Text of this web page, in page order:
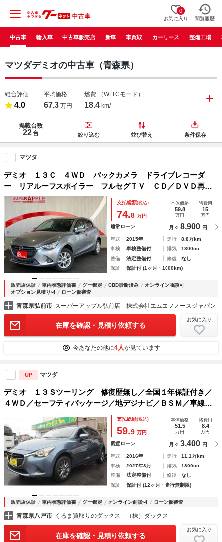
0
お気に入り 閲覧履歴
中古車 輸入車 中古車販売店 新車 車買取 カーリース 整備工場
マツダデミオの中古車（青森県）
総合評価
4.0
平均価格
67.3 万円
燃費 （WLTCモード）
18.4 km/l
掲載台数
22 台 絞り込む 並び替え 条件保存
マツダ
デミオ １３Ｃ ４ＷＤ バックカメラ ドライブレコーダ
ー リアルーフスポイラー フルセグＴＶ ＣＤ／ＤＶＤ再
生 ＬＥＤヘッドライト アイドリングストップ
支払総額(税込)
74.8 万円
本体価格
59.8
万円
諸費用
15
万円
通常ローン 月々 8,900 円
年式 2015年 走行
8.8万km
車検
車検整備付 排気
1300cc
整備
法定整備付 修復
なし
保証
保証付 (1ヶ月・1000km)
販売店保証 車両状態評価書 グー鑑定 OBD診断済み
オンライン商談可
オプション見積り可
ローン仮審査
青森県弘前市 スーパーアップル弘前店 株式会社エムエフノースジャパン
在庫を確認・見積り依頼する
お気に入り
今あなたの他に4人が見ています
UP マツダ
デミオ １３Ｓツーリング 修復歴無し／全国１年保証付き／
４ＷＤ／セーフティパッケージ／地デジナビ／ＢＳＭ／車線逸
脱抑制／ＨＵＤ／前席シートヒーター／ＥＴＣ／リモートスタ
ート／オートハイビーム／オートワイパー／バックカメラ／
支払総額(税込)
59.9 万円
本体価格
51.5
万円
諸費用
8.4
万円
据置ローン 月々 3,400 円
年式 2016年 走行
11.1万km
車検
2027年3月 排気
1300cc
整備
法定整備付 修復
なし
保証
保証付 (12ヶ月・走行無制限)
販売店保証 車両状態評価書 グー鑑定 オンライン商談可 ローン仮審査
青森県八戸市 くるま買取りのダックス （株）ダックス
在庫を確認・見積り依頼する
お気に入り